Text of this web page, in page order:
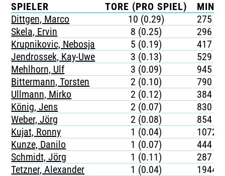
SPIELER TORE (PRO SPIEL)
Dittgen, Marco
10 (0.29)
275
Skela, Ervin
8 (0.25)
296
Krupnikovic, Nebosja
5 (0.19)
417
Jendrossek, Kay-Uwe
3 (0.13)
529
Mehlhorn, Ulf
3 (0.09)
945
Bittermann, Torsten
2 (0.10)
790
Ullmann, Mirko
2 (0.12)
384
König, Jens
2 (0.07)
830
Weber, Jörg
2 (0.08)
854
Kujat, Ronny
1 (0.04)
1072
Kunze, Danilo
1 (0.07)
444
Schmidt, Jörg
1 (0.11)
287
Tetzner, Alexander
1 (0.04) 1944